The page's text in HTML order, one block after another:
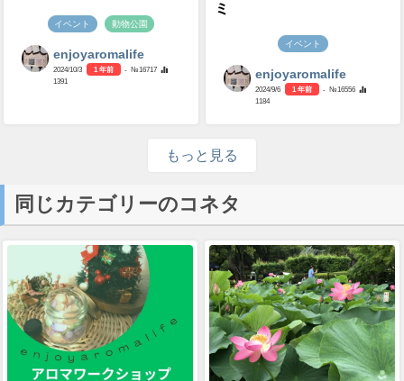
イベント 動物公園
enjoyaromalife
2024/10/3 1 年前
- №16717
1391
ミ
イベント
enjoyaromalife
2024/9/6 1 年前
- №16556
1184
もっと見る
同じカテゴリーのコネタ